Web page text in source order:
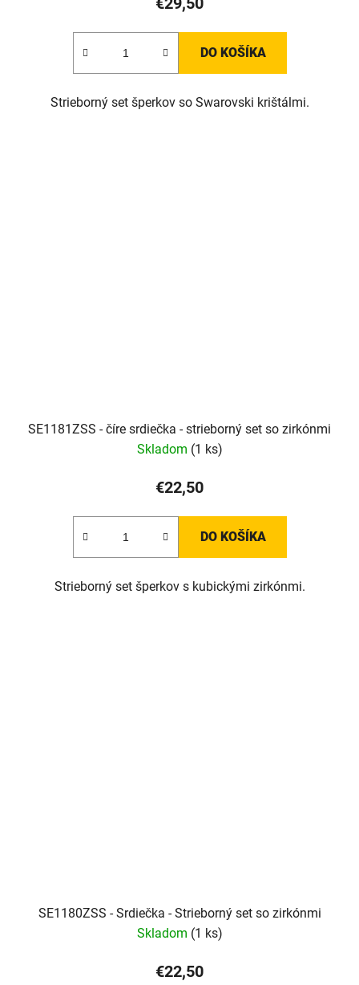
DO KOŠÍKA
Strieborný set šperkov so Swarovski krištálmi.
SE1181ZSS - číre srdiečka - strieborný set so zirkónmi
Skladom (1 ks)
€22,50
DO KOŠÍKA
Strieborný set šperkov s kubickými zirkónmi.
SE1180ZSS - Srdiečka - Strieborný set so zirkónmi
Skladom (1 ks)
€22,50